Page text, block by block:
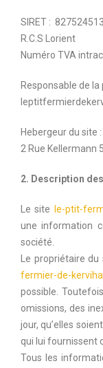
SIRET :
R.C.S Lorient
Numéro TVA
Responsable de
Hebergeur du site :
2 Rue Kellermann
2. Description
Le site le-ptit-
une information
société.
Le propriétaire
fermier-de-
possible.
omissions, des
jour, qu’elles
qui lui fournissent
Tous les